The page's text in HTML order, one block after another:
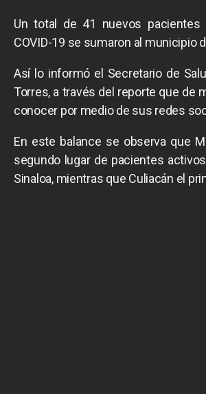
Un total de 41 nuevos pacientes
COVID-19 se sumaron al municipio
Así lo informó el Secretario de
Torres, a través del reporte que de
conocer por medio de sus redes
En este balance se observa que
segundo lugar de pacientes
Sinaloa, mientras que Culiacán el